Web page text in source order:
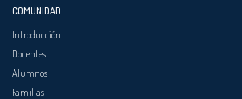
COMUNIDAD
Introducción
Docentes
Alumnos
Familias